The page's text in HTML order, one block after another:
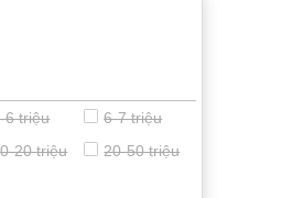
6 triệu
6-7 triệu
20 triệu
20-50 triệu